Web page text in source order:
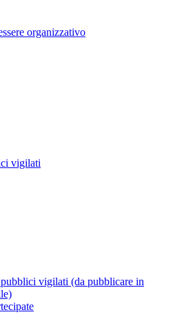
organizzativo
vigilati
vigilati (da pubblicare in